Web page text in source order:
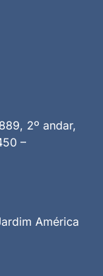
2º andar,
–
América